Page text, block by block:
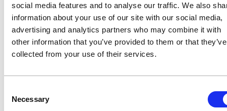
social media features and to analyse our traffic. We also
information about your use of our site with our social media,
advertising and analytics partners who may combine it with
other information that you’ve provided to them or that they’ve
collected from your use of their services.
Selection
Necessary